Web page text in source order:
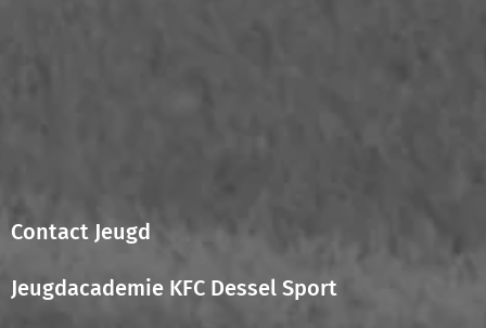
Contact Jeugd
Jeugdacademie KFC Dessel Sport